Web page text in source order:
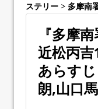
ステリー > 多摩南
『多摩
近松丙吉
あらす
朗,山口